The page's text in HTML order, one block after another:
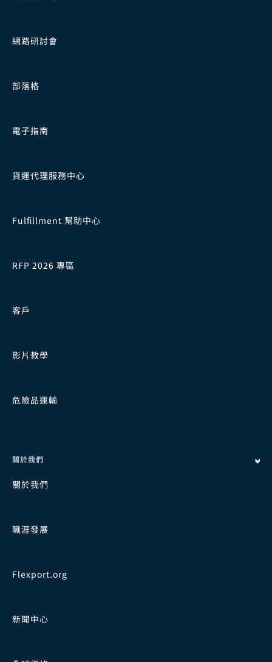
網路研討會
部落格
電子指南
貨運代理服務中心
Fulfillment 幫助中心
RFP 2026 專區
客戶
影片教學
危險品運輸
關於我們
關於我們
職涯發展
Flexport.org
新聞中心